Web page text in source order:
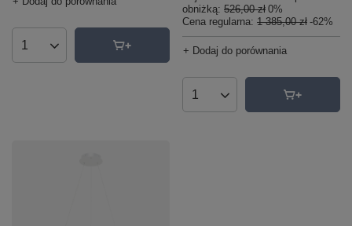
Ilość produktów
obniżką: 526,00 zł 0%
Cena regularna: 1 385,00 zł -62%
+ Dodaj do porównania
Ilość produktów